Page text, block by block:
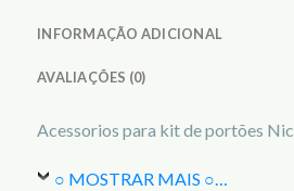
INFORMAÇÃO ADICIONAL
AVALIAÇÕES (0)
Acessorios para kit de portões
○ MOSTRAR MAIS ○…